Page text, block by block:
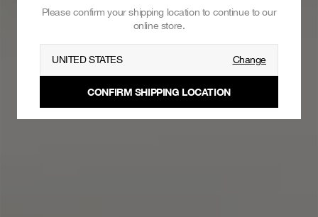
Please confirm your shipping location to continue to our
online store.
UNITED STATES Change
CONFIRM SHIPPING LOCATION